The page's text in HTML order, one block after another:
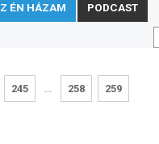
ÉN HÁZAM PODCAST
245 258 259